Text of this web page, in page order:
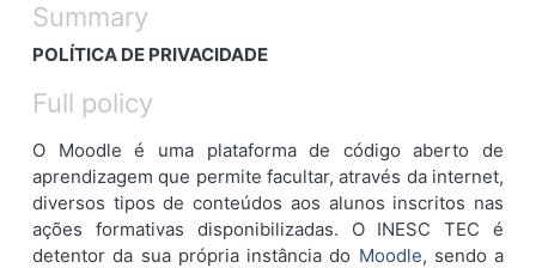
Summary
POLÍTICA DE PRIVACIDADE
Full policy
O Moodle é uma plataforma de código aberto de
aprendizagem que permite facultar, através da internet,
diversos tipos de conteúdos aos alunos inscritos nas
ações formativas disponibilizadas. O INESC TEC é
detentor da sua própria instância do Moodle, sendo a